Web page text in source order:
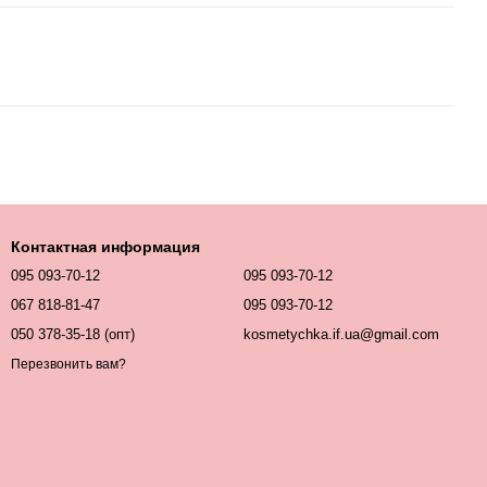
Контактная информация
095 093-70-12
067 818-81-47
050 378-35-18 (опт)
Перезвонить вам?
095 093-70-12
095 093-70-12
kosmetychka.if.ua@gmail.com